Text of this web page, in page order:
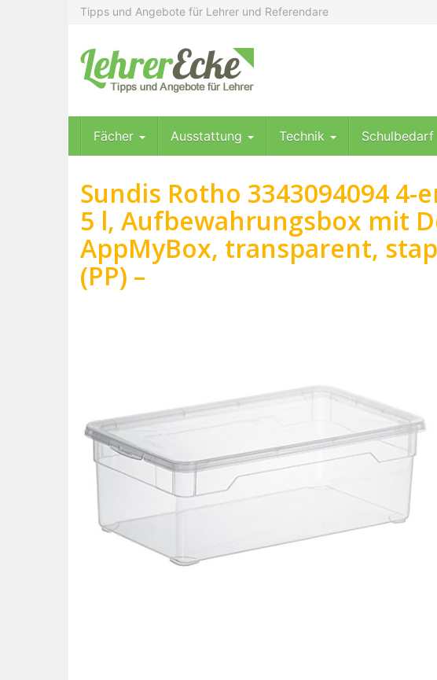
Tipps und Angebote für Lehrer und Referendare
Fächer Ausstattung Technik Schulbedarf
Sundis Rotho 3343094094 4-
5 l, Aufbewahrungsbox mit
AppMyBox, transparent,
(PP) –